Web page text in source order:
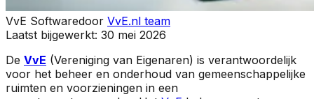
VvE Softwaredoor VvE.nl team
Laatst bijgewerkt: 30 mei 2026
De VvE (Vereniging van Eigenaren) is verantwoordelijk
voor het beheer en onderhoud van gemeenschappelijke
ruimten en voorzieningen in een